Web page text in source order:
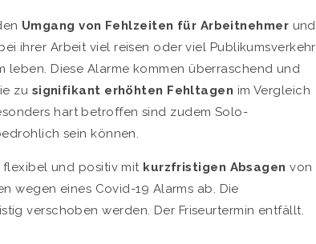
Umgang von Fehlzeiten für Arbeitnehmer und
ihrer Arbeit viel reisen oder viel Publikumsverkehr
leben. Diese Alarme kommen überraschend und
zu signifikant erhöhten Fehltagen im Vergleich
hart betroffen sind zudem Solo-
sein können.
flexibel und positiv mit kurzfristigen Absagen von
wegen eines Covid-19 Alarms ab. Die
verschoben werden. Der Friseurtermin entfällt.